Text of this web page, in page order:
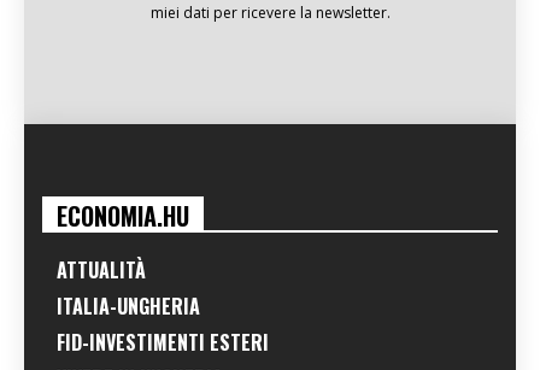
miei dati per ricevere la newsletter.
ECONOMIA.HU
ATTUALITÀ
ITALIA-UNGHERIA
FID-INVESTIMENTI ESTERI